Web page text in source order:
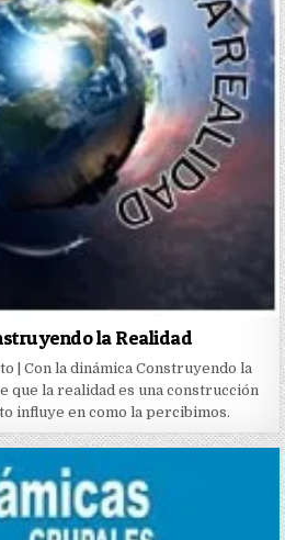
la Realidad
| Con la dinámica Construyendo la
que la realidad es una construcción
influye en como la percibimos.